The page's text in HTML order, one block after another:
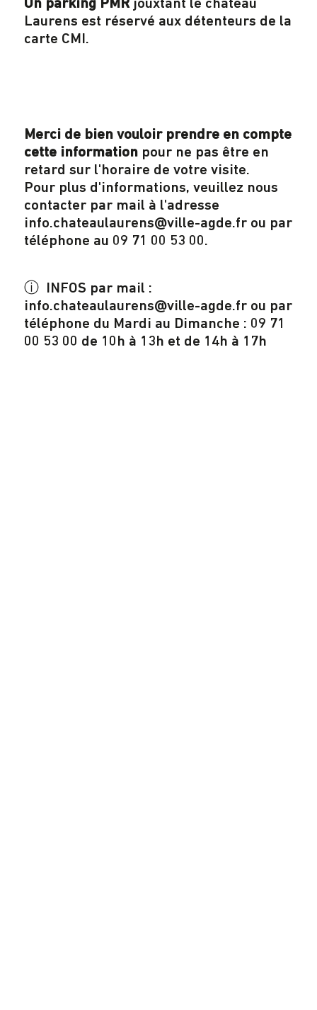
Un parking PMRjouxtant le château
Laurens est réservé aux détenteurs de la
carte CMI.
Merci de bien vouloir prendre en compte
cette informationpour ne pas être en
retard sur l'horaire de votre visite.
Pour plus d'informations, veuillez nous
contacter par mail à l'adresse
info.chateaulaurens@ville-agde.fr ou par
téléphone au 09 71 00 53 00.
ⓘ INFOS par mail :
info.chateaulaurens@ville-agde.fr ou par
téléphone du Mardi au Dimanche : 09 71
00 53 00 de 10h à 13h et de 14h à 17h